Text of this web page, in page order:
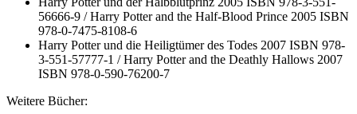
56666-9 / Harry Potter and the Half-Blood Prince 2005 ISBN
978-0-7475-8108-6
Harry Potter und die Heiligtümer des Todes 2007 ISBN 978-
3-551-57777-1 / Harry Potter and the Deathly Hallows 2007
ISBN 978-0-590-76200-7
Weitere Bücher: